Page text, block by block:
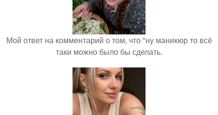
Мой ответ на комментарий о том, что "ну маникюр то всё
таки можно было бы сделать.